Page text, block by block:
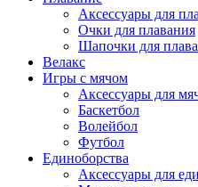
Аксессуары для
Очки для плавания
Шапочки для
Велакс
Игры с мячом
Аксессуары для
Баскетбол
Волейбол
Футбол
Единоборства
Аксессуары для